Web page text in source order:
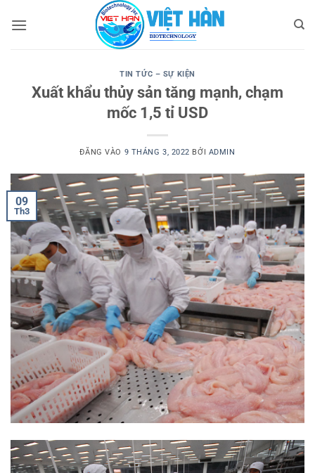
qua
TIN TỨC – SỰ KIỆN
Xuất khẩu thủy sản tăng mạnh, chạm
mốc 1,5 tỉ USD
ĐĂNG VÀO 9 THÁNG 3, 2022 BỞI ADMIN
09
Th3